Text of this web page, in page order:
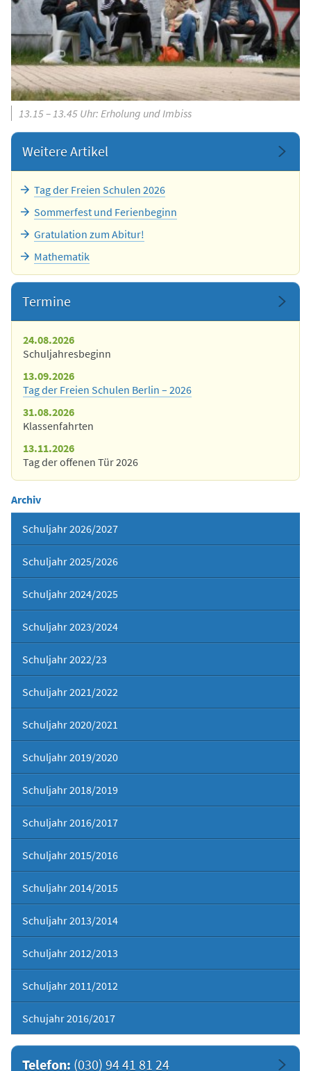
13.15 – 13.45 Uhr: Erholung und Imbiss
Weitere Artikel
Tag der Freien Schulen 2026
Sommerfest und Ferienbeginn
Gratulation zum Abitur!
Mathematik
Termine
24.08.2026
Schuljahresbeginn
13.09.2026
Tag der Freien Schulen Berlin – 2026
31.08.2026
Klassenfahrten
13.11.2026
Tag der offenen Tür 2026
Archiv
Schuljahr 2026/2027
Schuljahr 2025/2026
Schuljahr 2024/2025
Schuljahr 2023/2024
Schuljahr 2022/23
Schuljahr 2021/2022
Schuljahr 2020/2021
Schuljahr 2019/2020
Schuljahr 2018/2019
Schuljahr 2016/2017
Schuljahr 2015/2016
Schuljahr 2014/2015
Schuljahr 2013/2014
Schuljahr 2012/2013
Schuljahr 2011/2012
Schujahr 2016/2017
Telefon: (030) 94 41 81 24